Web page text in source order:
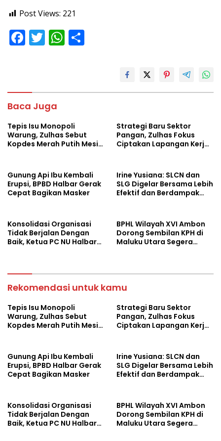
Post Views: 221
F
o
o
k
T W
p
Baca Juga
Tepis Isu Monopoli
Warung, Zulhas Sebut
Kopdes Merah Putih Mesin
Strategi Baru Sektor
Pangan, Zulhas Fokus
Ciptakan Lapangan Kerja
Gunung Api Ibu Kembali
Erupsi, BPBD Halbar Gerak
Cepat Bagikan Masker
Irine Yusiana: SLCN dan
SLG Digelar Bersama Lebih
Efektif dan Berdampak
Konsolidasi Organisasi
Tidak Berjalan Dengan
Baik, Ketua PC NU Halbar
BPHL Wilayah XVI Ambon
Dorong Sembilan KPH di
Maluku Utara Segera
Rekomendasi untuk kamu
Tepis Isu Monopoli
Warung, Zulhas Sebut
Kopdes Merah Putih Mesin
Strategi Baru Sektor
Pangan, Zulhas Fokus
Ciptakan Lapangan Kerja
Gunung Api Ibu Kembali
Erupsi, BPBD Halbar Gerak
Cepat Bagikan Masker
Irine Yusiana: SLCN dan
SLG Digelar Bersama Lebih
Efektif dan Berdampak
Konsolidasi Organisasi
Tidak Berjalan Dengan
Baik, Ketua PC NU Halbar
BPHL Wilayah XVI Ambon
Dorong Sembilan KPH di
Maluku Utara Segera